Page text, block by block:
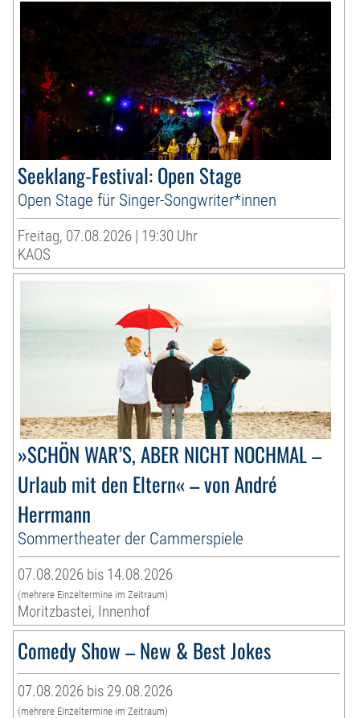
Seeklang-Festival: Open Stage
Open Stage für Singer-Songwriter*innen
Freitag, 07.08.2026 | 19:30 Uhr
KAOS
»SCHÖN WAR’S, ABER NICHT NOCHMAL –
Urlaub mit den Eltern« – von André
Herrmann
Sommertheater der Cammerspiele
07.08.2026 bis 14.08.2026
(mehrere Einzeltermine im Zeitraum)
Moritzbastei, Innenhof
Comedy Show – New & Best Jokes
07.08.2026 bis 29.08.2026
(mehrere Einzeltermine im Zeitraum)